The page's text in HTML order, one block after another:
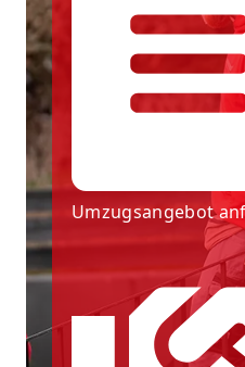
Umzugsangebot